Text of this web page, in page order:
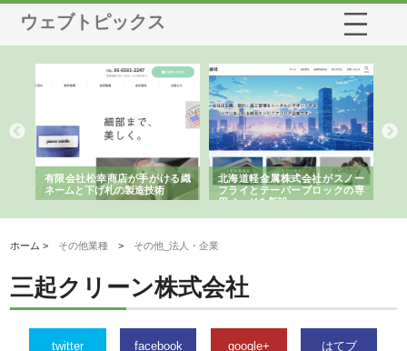
ウェブトピックス
有限会社松幸商店が手がける織
ネームと下げ札の製造技術
北海道軽金属株式会社がスノー
フライとテーパーブロックの専
用ページを新設
ホーム > その他業種 > その他_法人・企業
三起クリーン株式会社
twitter facebook google+ はてブ